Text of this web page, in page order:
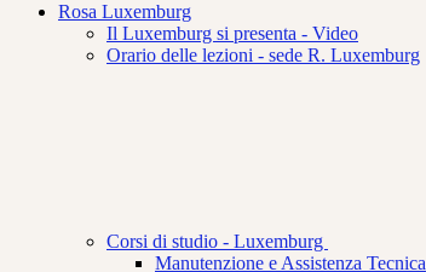
Rosa Luxemburg
Il Luxemburg si presenta - Video
Orario delle lezioni - sede R. Luxemburg
Corsi di studio - Luxemburg
Manutenzione e Assistenza Tecnica